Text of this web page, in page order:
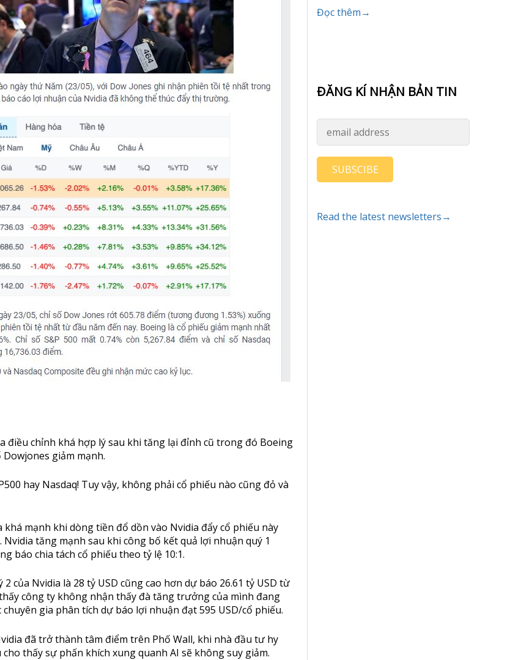
điều chỉnh khá hợp lý sau khi tăng lại đỉnh cũ trong đó Boeing
Dowjones giảm mạnh.
hay Nasdaq! Tuy vậy, không phải cổ phiếu nào cũng đỏ và
mạnh khi dòng tiền đổ dồn vào Nvidia đẩy cổ phiếu này
Nvidia tăng mạnh sau khi công bố kết quả lợi nhuận quý 1
báo chia tách cổ phiếu theo tỷ lệ 10:1.
của Nvidia là 28 tỷ USD cũng cao hơn dự báo 26.61 tỷ USD từ
công ty không nhận thấy đà tăng trưởng của mình đang
chuyên gia phân tích dự báo lợi nhuận đạt 595 USD/cổ phiếu.
đã trở thành tâm điểm trên Phố Wall, khi nhà đầu tư hy
thấy sự phấn khích xung quanh AI sẽ không suy giảm.
Đọc thêm→
ĐĂNG KÍ NHẬN BẢN TIN
SUBSCIBE
Read the latest newsletters→